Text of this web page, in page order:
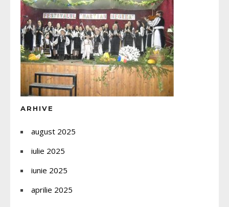
ARHIVE
august 2025
iulie 2025
iunie 2025
aprilie 2025